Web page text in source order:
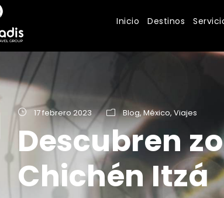
Inicio Destinos
17 febrero 2023 Blog,México, Viajes
Descubren
Chichén Itzá